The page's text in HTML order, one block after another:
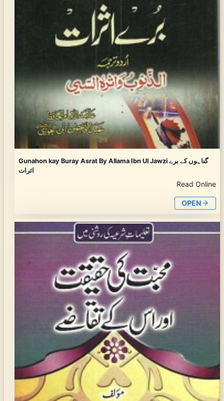
Gunahon kay Buray Asrat By Allama Ibn Ul Jawzi گناہوں کے برے
اثرات
Read Online
OPEN